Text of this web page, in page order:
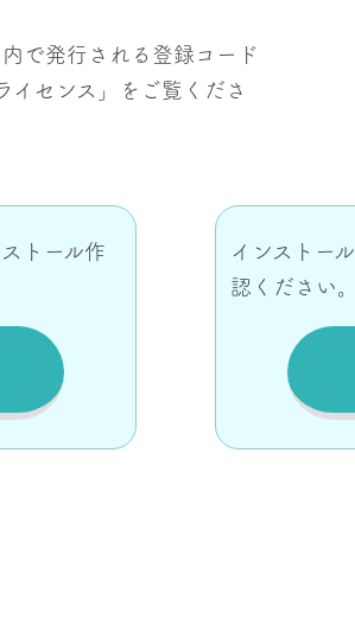
で発行される登録コード
イセンス」をご覧くださ
トール作
インストー
認ください。